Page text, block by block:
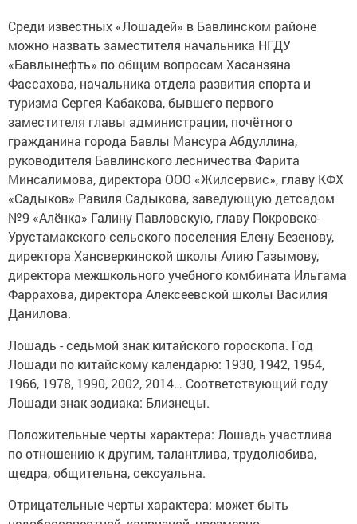
Среди известных «Лошадей» в Бавлинском районе
можно назвать заместителя начальника НГДУ
«Бавлынефть» по общим вопросам Хасанзяна
Фассахова, начальника отдела развития спорта и
туризма Сергея Кабакова, бывшего первого
заместителя главы администрации, почётного
гражданина города Бавлы Мансура Абдуллина,
руководителя Бавлинского лесничества Фарита
Минсалимова, директора ООО «Жилсервис», главу КФХ
«Садыков» Равиля Садыкова, заведующую детсадом
№9 «Алёнка» Галину Павловскую, главу Покровско-
Урустамакского сельского поселения Елену Безенову,
директора Хансверкинской школы Алию Газымову,
директора межшкольного учебного комбината Ильгама
Фаррахова, директора Алексеевской школы Василия
Данилова.
Лошадь - седьмой знак китайского гороскопа. Год
Лошади по китайскому календарю: 1930, 1942, 1954,
1966, 1978, 1990, 2002, 2014… Соответствующий году
Лошади знак зодиака: Близнецы.
Положительные черты характера: Лошадь участлива
по отношению к другим, талантлива, трудолюбива,
щедра, общительна, сексуальна.
Отрицательные черты характера: может быть